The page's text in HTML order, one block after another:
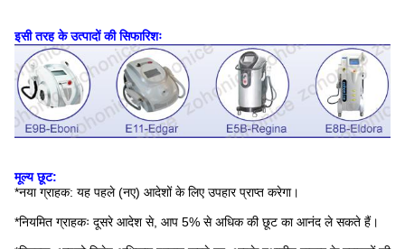
इसी तरह के उत्पादों की सिफारिशः
मूल्य छूट:
*नया ग्राहक: यह पहले (नए) आदेशों के लिए उपहार प्राप्त करेगा।
*नियमित ग्राहकः दूसरे आदेश से, आप 5% से अधिक की छूट का आनंद ले सकते हैं।